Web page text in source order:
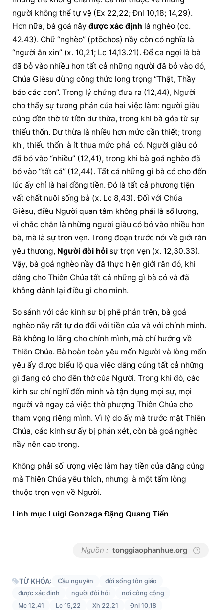
người không thể tự vệ (Ex 22,22; Đnl 10,18; 14,29).
Hơn nữa, bà goá nầy được xác định là nghèo (cc.
42.43). Chữ “nghèo” (ptōchos) nầy còn có nghĩa là
“người ăn xin” (x. 10,21; Lc 14,13.21). Để ca ngợi là bà
đã bỏ vào nhiều hơn tất cả những người đã bỏ vào đó,
Chúa Giêsu dùng công thức long trọng “Thật, Thầy
bảo các con”. Trong lý chứng đưa ra (12,44), Người
cho thấy sự tương phản của hai việc làm: người giàu
cúng đền thờ từ tiền dư thừa, trong khi bà góa từ sự
thiếu thốn. Dư thừa là nhiều hơn mức cần thiết; trong
khi, thiếu thốn là ít thua mức phải có. Người giàu có
đã bỏ vào “nhiều” (12,41), trong khi bà goá nghèo đã
bỏ vào “tất cả” (12,44). Tất cả những gì bà có cho đến
lúc ấy chỉ là hai đồng tiền. Đó là tất cả phương tiện
vất chất nuôi sống bà (x. Lc 8,43). Đối với Chúa
Giêsu, điều Người quan tâm không phải là số lượng,
vì chắc chắn là những người giàu có bỏ vào nhiều hơn
bà, mà là sự trọn vẹn. Trong đoạn trước nói về giới răn
yêu thương, Người đòi hỏi sự trọn vẹn (x. 12,30.33).
Vậy, bà goá nghèo nầy đã thực hiện giới răn đó, khi
dâng cho Thiên Chúa tất cả những gì bà có và đã
không dành lại điều gì cho mình.
So sánh với các kinh sư bị phê phán trên, bà goá
nghèo nầy rất tự do đối với tiền của và với chính mình.
Bà không lo lắng cho chính mình, mà chỉ hướng về
Thiên Chúa. Bà hoàn toàn yêu mến Người và lòng mến
yêu ấy được biểu lộ qua việc dâng cúng tất cả những
gì đang có cho đền thờ của Người. Trong khi đó, các
kinh sư chỉ nghĩ đến mình và tận dụng mọi sự, mọi
người và ngay cả việc thờ phượng Thiên Chúa cho
tham vọng riêng mình. Vì lý do ấy mà trước mặt Thiên
Chúa, các kinh sư ấy bị phán xét, còn bà goá nghèo
nầy nên cao trọng.
Không phải số lượng việc làm hay tiền của dâng cúng
mà Thiên Chúa yêu thích, nhưng là một tấm lòng
thuộc trọn vẹn về Người.
Linh mục Luigi Gonzaga Đặng Quang Tiến
Nguồn : tonggiaophanhue.org
TỪ KHÓA: Cầu nguyện
đời sống tôn giáo
được xác định
người đòi hỏi
nơi công cộng
Mc 12,41
Lc 15,22 Xh 22,21 Đnl 10,18